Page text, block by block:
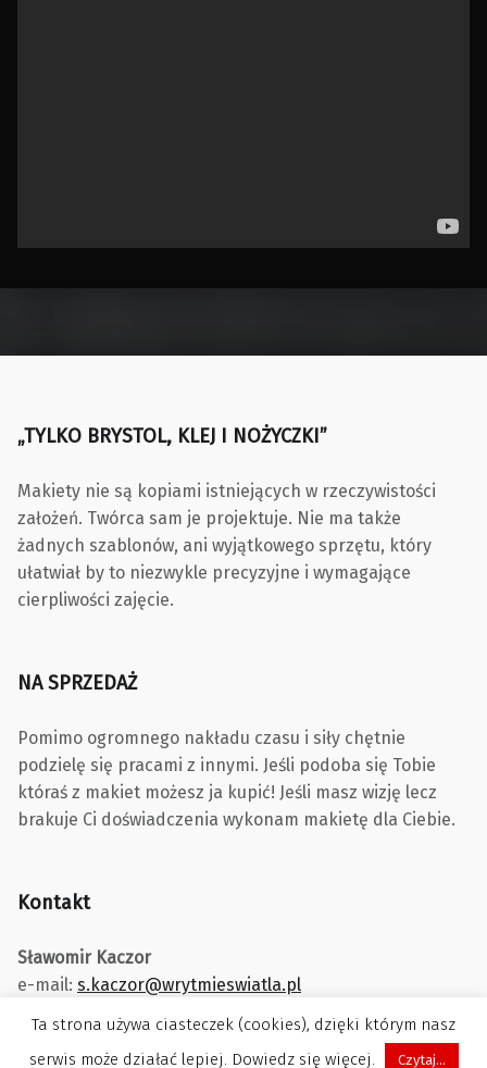
Skip back to main navigation
„TYLKO BRYSTOL, KLEJ I NOŻYCZKI”
Makiety nie są kopiami istniejących w rzeczywistości
założeń. Twórca sam je projektuje. Nie ma także
żadnych szablonów, ani wyjątkowego sprzętu, który
ułatwiał by to niezwykle precyzyjne i wymagające
cierpliwości zajęcie.
NA SPRZEDAŻ
Pomimo ogromnego nakładu czasu i siły chętnie
podzielę się pracami z innymi. Jeśli podoba się Tobie
któraś z makiet możesz ja kupić! Jeśli masz wizję lecz
brakuje Ci doświadczenia wykonam makietę dla Ciebie.
Kontakt
Sławomir Kaczor
e-mail: s.kaczor@wrytmieswiatla.pl
Ta strona używa ciasteczek (cookies), dzięki którym nasz
serwis może działać lepiej. Dowiedz się więcej.
Czytaj...